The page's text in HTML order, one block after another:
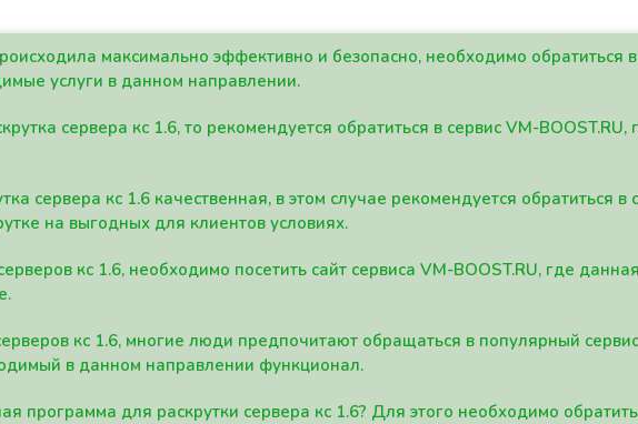
максимально эффективно и безопасно, необходимо обратиться
услуги в данном направлении.
сервера кс 1.6, то рекомендуется обратиться в сервис VM-
сервера кс 1.6 качественная, в этом случае рекомендуется обратиться в
на выгодных для клиентов условиях.
кс 1.6, необходимо посетить сайт сервиса VM-BOOST.RU, где
кс 1.6, многие люди предпочитают обращаться в популярный
в данном направлении функционал.
программа для раскрутки сервера кс 1.6? Для этого необходимо